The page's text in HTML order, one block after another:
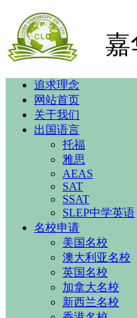
嘉
追求理念
网站首页
关于我们
出国语言
托福
雅思
AEAS
SAT
SSAT
SLEP中学英语
名校申请
美国名校
澳大利亚名校
英国名校
加拿大名校
新西兰名校